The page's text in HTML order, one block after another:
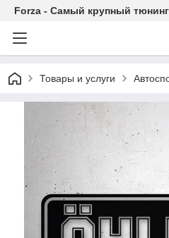
Forza - Самый крупный
Товары и услуги